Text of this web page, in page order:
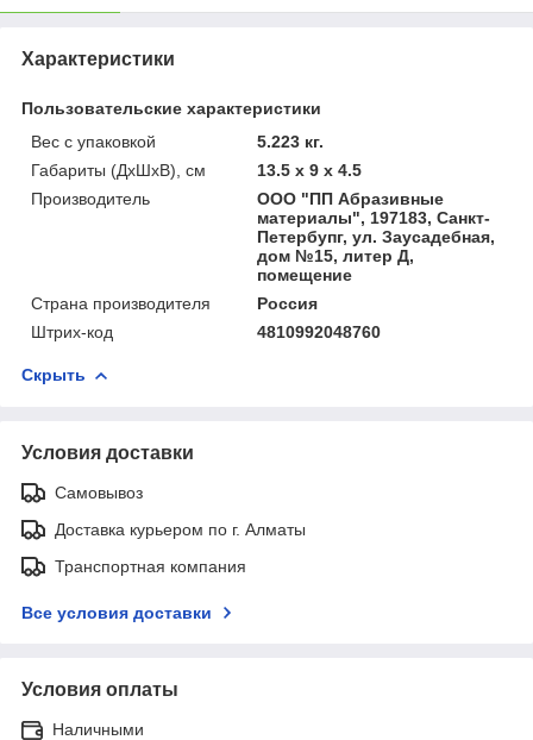
Характеристики
Пользовательские характеристики
Вес с упаковкой
5.223 кг.
Габариты (ДхШхВ), см
13.5 x 9 x 4.5
Производитель
ООО "ПП Абразивные
материалы", 197183, Санкт-
Петербупг, ул. Заусадебная,
дом №15, литер Д,
помещение
Страна производителя
Россия
Штрих-код
4810992048760
Скрыть
Условия доставки
Самовывоз
Доставка курьером по г. Алматы
Транспортная компания
Все условия доставки
Условия оплаты
Наличными